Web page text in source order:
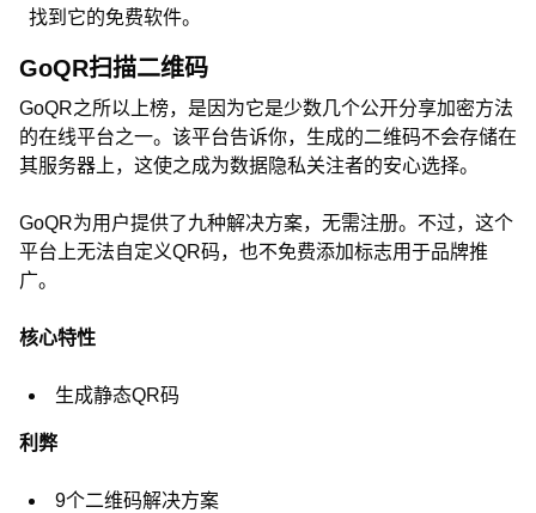
找到它的免费软件。
GoQR扫描二维码
GoQR之所以上榜，是因为它是少数几个公开分享加密方法
的在线平台之一。该平台告诉你，生成的二维码不会存储在
其服务器上，这使之成为数据隐私关注者的安心选择。
GoQR为用户提供了九种解决方案，无需注册。不过，这个
平台上无法自定义QR码，也不免费添加标志用于品牌推
广。
核心特性
生成静态QR码
利弊
9个二维码解决方案